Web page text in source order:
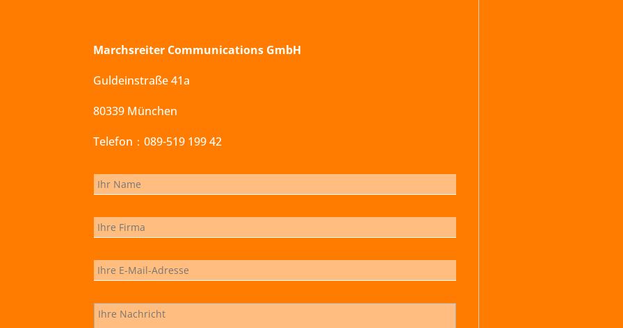
Marchsreiter Communications GmbH
Guldeinstraße 41a
80339 München
Telefon：089-519 199 42